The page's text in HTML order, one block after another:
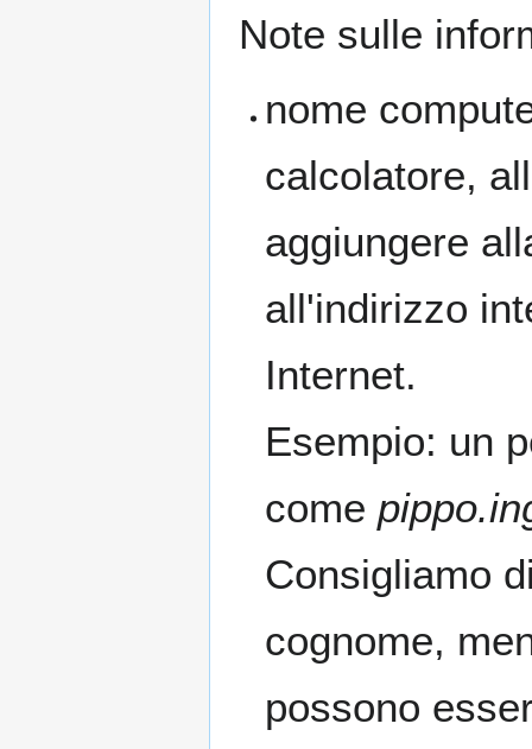
Note sulle
nome
calcolatore,
aggiungere
all'indirizzo
Internet.
Esempio: un
come
Consigliamo
cognome,
possono